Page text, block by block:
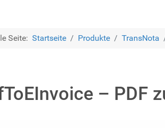
Seite: Startseite Produkte TransNota
– PDF